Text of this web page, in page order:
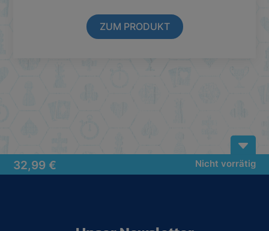
ZUM PRODUKT
32,99 € Nicht vorrätig
B